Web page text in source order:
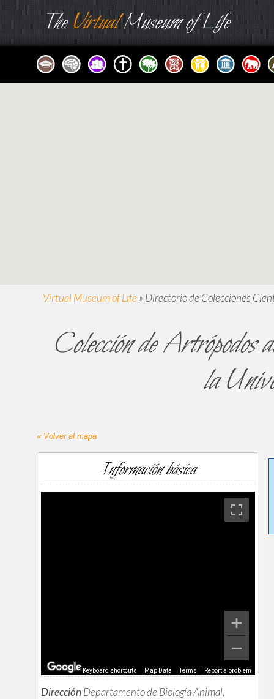
TheVirtualMuseum of Life
Virtual Museum of Life » Directorio de Colecciones
Colección de
la
« Volver al mapa
Información básica
Keyboard shortcuts Map Data Terms Report a problem
Dirección Departamento de Biología Animal.